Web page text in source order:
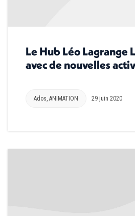
Le Hub Léo Lagrange
avec de nouvelles
Ados ANIMATION 29 juin 2020